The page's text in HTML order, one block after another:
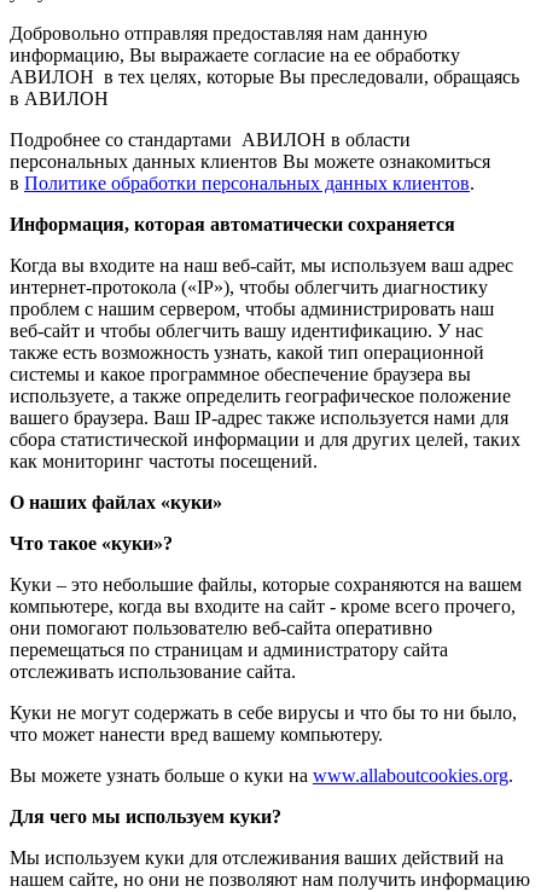
Добровольно отправляя предоставляя нам данную
информацию, Вы выражаете согласие на ее обработку
АВИЛОН в тех целях, которые Вы преследовали, обращаясь
в АВИЛОН
Подробнее со стандартами АВИЛОН в области
персональных данных клиентов Вы можете ознакомиться
в Политике обработки персональных данных клиентов.
Информация, которая автоматически сохраняется
Когда вы входите на наш веб-сайт, мы используем ваш адрес
интернет-протокола («IP»), чтобы облегчить диагностику
проблем с нашим сервером, чтобы администрировать наш
веб-сайт и чтобы облегчить вашу идентификацию. У нас
также есть возможность узнать, какой тип операционной
системы и какое программное обеспечение браузера вы
используете, а также определить географическое положение
вашего браузера. Ваш IP-адрес также используется нами для
сбора статистической информации и для других целей, таких
как мониторинг частоты посещений.
О наших файлах «куки»
Что такое «куки»?
Куки – это небольшие файлы, которые сохраняются на вашем
компьютере, когда вы входите на сайт - кроме всего прочего,
они помогают пользователю веб-сайта оперативно
перемещаться по страницам и администратору сайта
отслеживать использование сайта.
Куки не могут содержать в себе вирусы и что бы то ни было,
что может нанести вред вашему компьютеру.
Вы можете узнать больше о куки на www.allaboutcookies.org.
Для чего мы используем куки?
Мы используем куки для отслеживания ваших действий на
нашем сайте, но они не позволяют нам получить информацию